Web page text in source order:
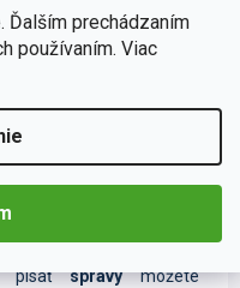
Ďalším prechádzaním
používaním. Viac
CarPlay a
na
písaťsprávymôžete